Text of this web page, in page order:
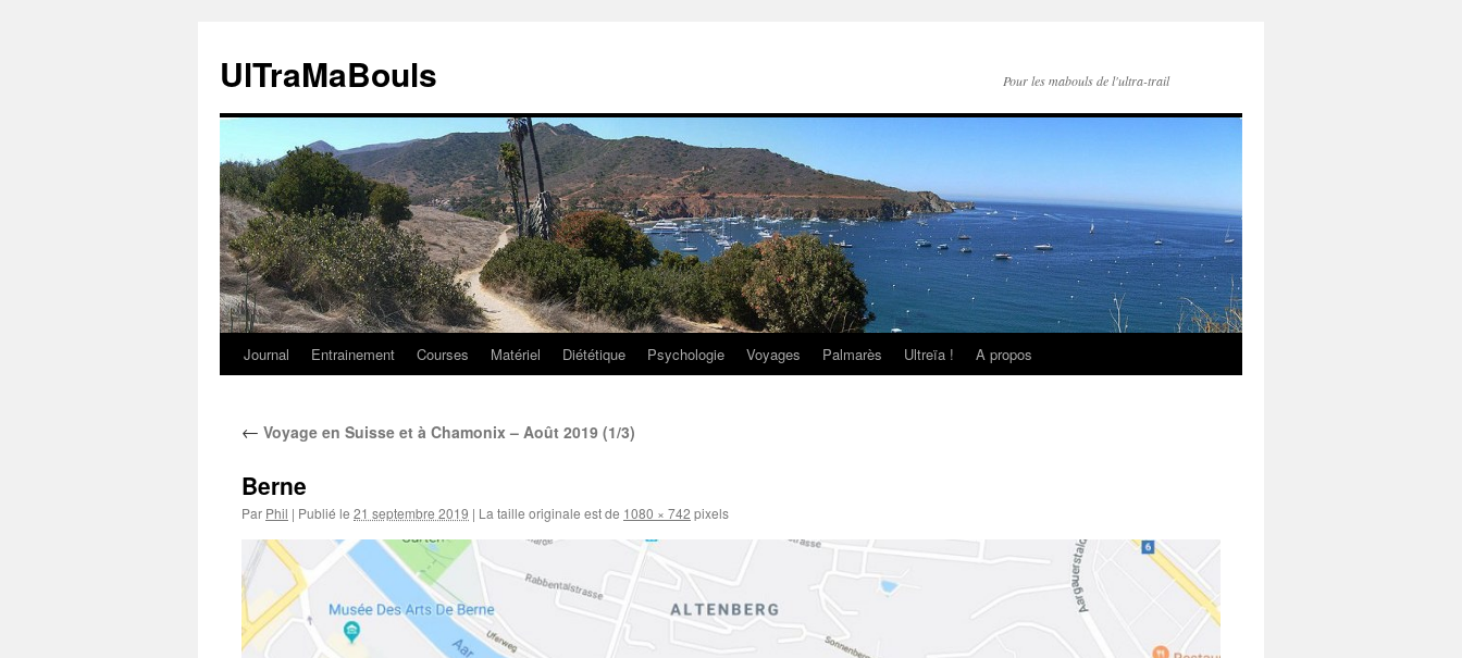
contenu
UlTraMaBouls Pour les mabouls de l'ultra-trail
Journal Entrainement Courses Matériel Diététique Psychologie Voyages Palmarès Ultreïa ! A propos
← Voyage en Suisse et à Chamonix – Août 2019 (1/3)
Berne
Par Phil | Publié le 21 septembre 2019 | La taille originale est de 1080 × 742 pixels